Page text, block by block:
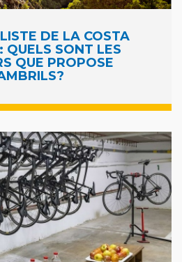
DE LA COSTA
QUELS SONT LES
QUE PROPOSE